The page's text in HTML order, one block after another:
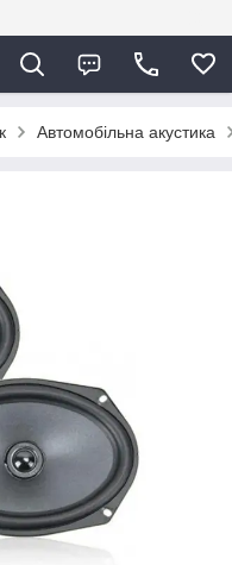
Автомобільна акустика